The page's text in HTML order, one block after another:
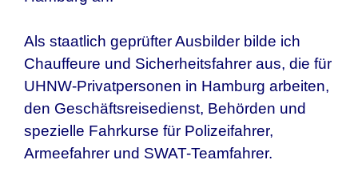
Als staatlich geprüfter Ausbilder bilde ich
Chauffeure und Sicherheitsfahrer aus, die für
UHNW-Privatpersonen in Hamburg arbeiten,
den Geschäftsreisedienst, Behörden und
spezielle Fahrkurse für Polizeifahrer,
Armeefahrer und SWAT-Teamfahrer.